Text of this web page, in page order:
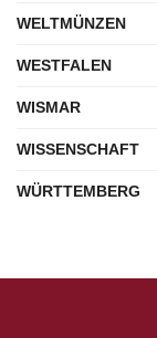
WELTMÜNZEN
WESTFALEN
WISMAR
WISSENSCHAFT
WÜRTTEMBERG